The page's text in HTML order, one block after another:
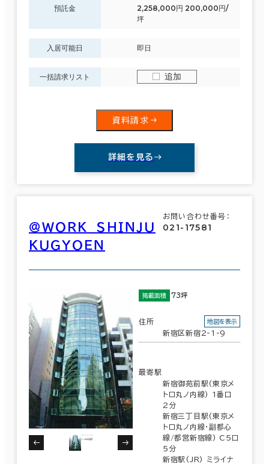
預託金
2,258,000円 200,000円/
坪
入居可能日 即日
一括請求リスト 追加
資料請求
詳細を見る
＠ＷＯＲＫ ＳＨＩＮＪＵ
ＫＵＧＹＯＥＮ
お問い合わせ番号：
021-17581
掲載面積 73坪
住所
新宿区新宿2-1-9
地図を表示
最寄駅
新宿御苑前駅(東京メ
トロ丸ノ内線) 1番口
2分
新宿三丁目駅(東京メ
トロ丸ノ内線･副都心
線/都営新宿線) C5口
5分
新宿駅(JR) ミライナ